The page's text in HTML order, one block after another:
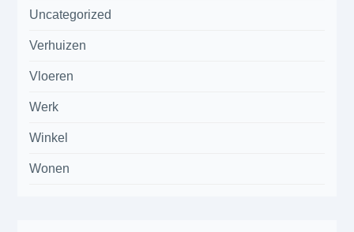
Uncategorized
Verhuizen
Vloeren
Werk
Winkel
Wonen